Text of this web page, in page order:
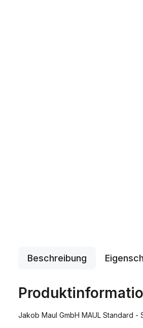
Beschreibung
Jakob Maul GmbH MAUL Standard